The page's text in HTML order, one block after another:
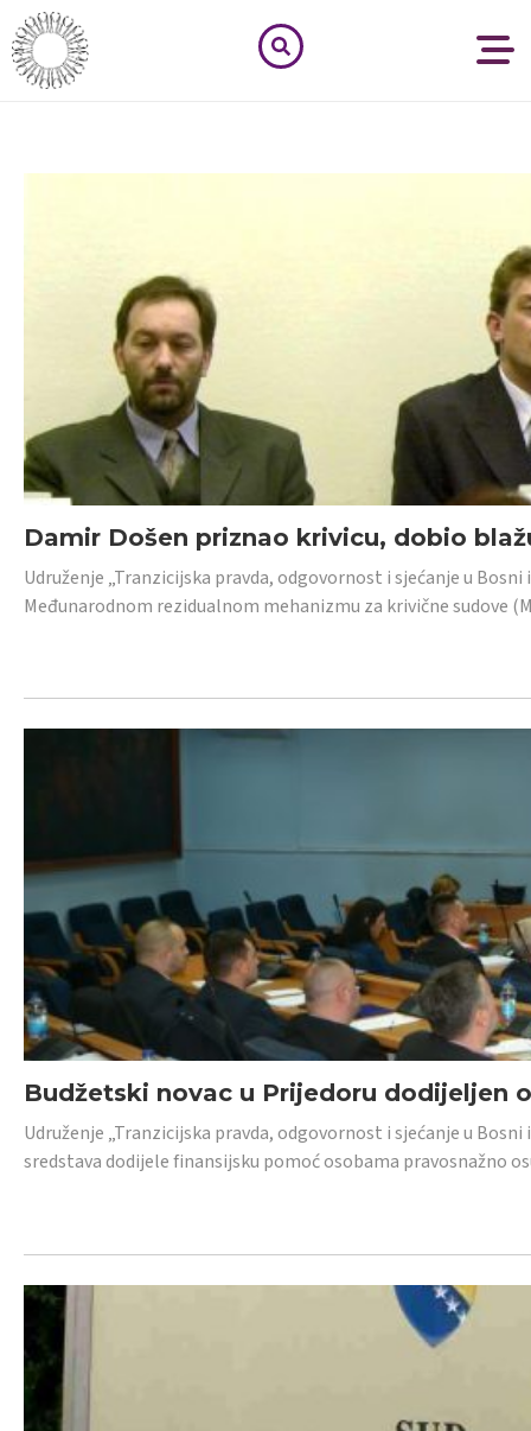
Damir Došen priznao krivicu, dobio
Udruženje „Tranzicijska pravda, odgovornost i sjećanje u
Međunarodnom rezidualnom mehanizmu za krivične sudove
Budžetski novac u Prijedoru dodijeljen
Udruženje „Tranzicijska pravda, odgovornost i sjećanje u
sredstava dodijele finansijsku pomoć osobama pravosnažno